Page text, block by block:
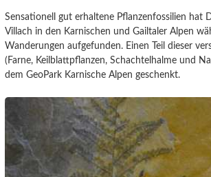
Sensationell gut erhaltene Pflanzenfossilien hat
Villach in den Karnischen und Gailtaler Alpen
Wanderungen aufgefunden. Einen Teil dieser
(Farne, Keilblattpflanzen, Schachtelhalme und
dem GeoPark Karnische Alpen geschenkt.